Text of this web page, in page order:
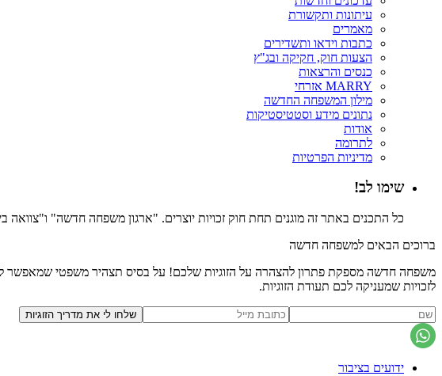
עיתונות ותקשורת
מאמרים
כתבות וידאו ותשדירים
הצעות חוק, חקיקה ובג"ץ
כנסים והרצאות
MARRY אזרחי
מילון המשפחה החדשה
נתונים מידע וסטטיסטיקות
אודות
לתרומה
מדיניות הפרטיות
שימו לב!
כל התכנים באתר זה מוגנים תחת חוק זכויות יוצרים. "ארגון משפחה חדשה"
ברוכים הבאים למשפחה חדשה
משפחה חדשה מספקת פתרון להצהרה על הזוגיות שלכם! על בסיס תצהיר משפטי שמאפשר
לזכויות שמעניקה לכם תעודת הזוגיות.
ידועים בציבור